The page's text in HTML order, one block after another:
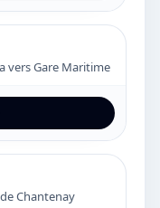
vers Gare Maritime
Chantenay